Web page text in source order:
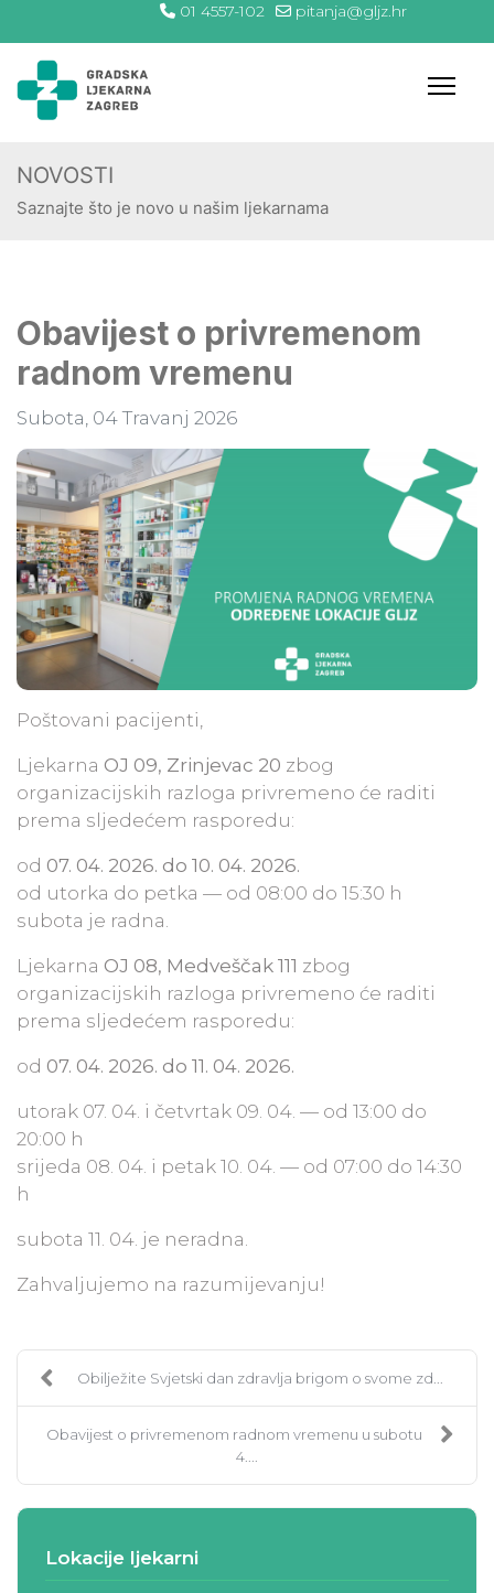
01 4557-102 pitanja@gljz.hr
NOVOSTI
Saznajte što je novo u našim ljekarnama
Obavijest o privremenom
radnom vremenu
Subota, 04 Travanj 2026
Poštovani pacijenti,
Ljekarna OJ 09, Zrinjevac 20 zbog
organizacijskih razloga privremeno će raditi
prema sljedećem rasporedu:
od 07. 04. 2026. do 10. 04. 2026.
od utorka do petka — od 08:00 do 15:30 h
subota je radna.
Ljekarna OJ 08, Medveščak 111 zbog
organizacijskih razloga privremeno će raditi
prema sljedećem rasporedu:
od 07. 04. 2026. do 11. 04. 2026.
utorak 07. 04. i četvrtak 09. 04. — od 13:00 do
20:00 h
srijeda 08. 04. i petak 10. 04. — od 07:00 do 14:30
h
subota 11. 04. je neradna.
Zahvaljujemo na razumijevanju!
Obilježite Svjetski dan zdravlja brigom o svome zd...
Obavijest o privremenom radnom vremenu u subotu
4....
Lokacije ljekarni